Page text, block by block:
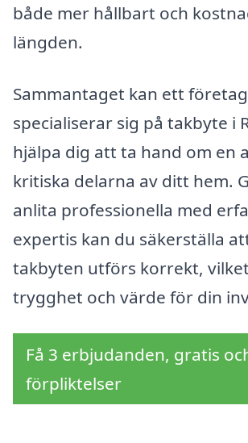
både mer hållbart och
längden.
Sammantaget kan ett
specialiserar sig på takbyte i
hjälpa dig att ta hand om en
kritiska delarna av ditt hem.
anlita professionella med
expertis kan du säkerställa
takbyten utförs korrekt,
trygghet och värde för din
Få 3 erbjudanden, gratis
förpliktelser